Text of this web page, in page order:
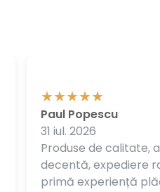
Produse de calitate,
decentă, expediere
primă experiență
Paul Popescu
31 iul. 2026